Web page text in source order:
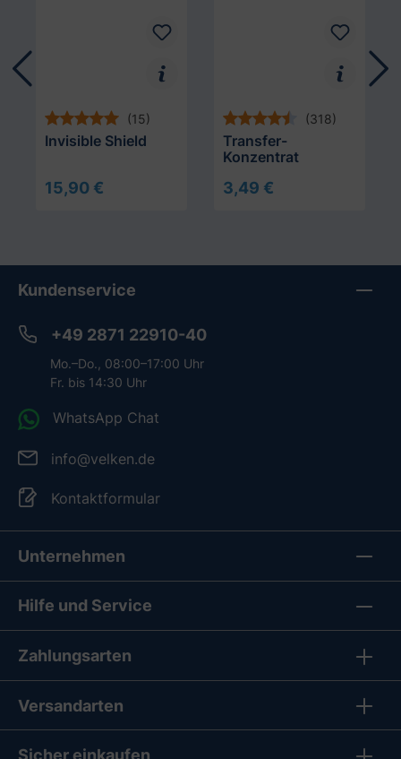
(15)
Invisible Shield
15,90 €
(318)
Transfer-
Konzentrat
3,49 €
Unternehmen
Hilfe und Service
Kundenservice
+49 2871 22910-40
Mo.–Do., 08:00–17:00 Uhr
Fr. bis 14:30 Uhr
WhatsApp Chat
info@velken.de
Kontaktformular
Zahlungsarten
Versandarten
Sicher einkaufen